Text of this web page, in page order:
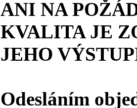
ANI NA
KVALITA JE
JEHO
Odesláním